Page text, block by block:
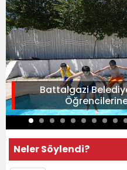
Battalgazi
Neler Söylendi?